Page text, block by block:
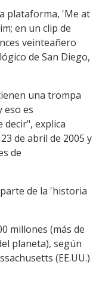
plataforma, 'Me at
en un clip de
veinteañero
de San Diego,
una trompa
eso es
explica
de abril de 2005 y
de
de la 'historia
millones (más de
planeta), según
(EE.UU.)